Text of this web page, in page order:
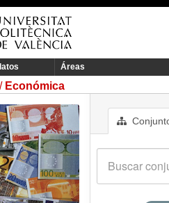
Áreas
Económica